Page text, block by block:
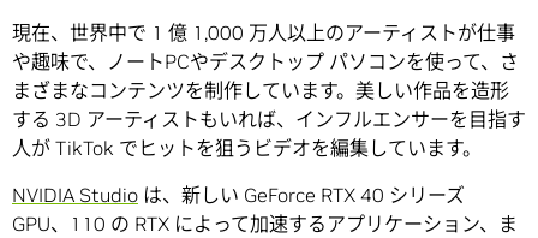
現在、世界中で 1 億 1,000 万人以上のアーティストが仕事
や趣味で、ノートPCやデスクトップ パソコンを使って、さ
まざまなコンテンツを制作しています。美しい作品を造形
する 3D アーティストもいれば、インフルエンサーを目指す
人が TikTok でヒットを狙うビデオを編集しています。
NVIDIA Studio は、新しい GeForce RTX 40 シリーズ
GPU、110 の RTX によって加速するアプリケーション、ま